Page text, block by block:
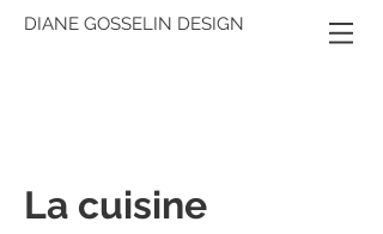
DIANE GOSSELIN DESIGN
La cuisine